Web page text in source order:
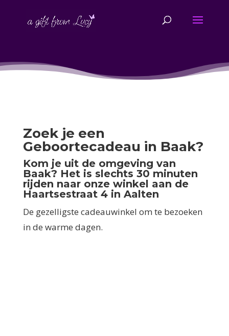
Zoek je een
Geboortecadeau in Baak?
Kom je uit de omgeving van
Baak? Het is slechts 30 minuten
rijden naar onze winkel aan de
Haartsestraat 4 in Aalten
De gezelligste cadeauwinkel om te bezoeken
in de warme dagen.